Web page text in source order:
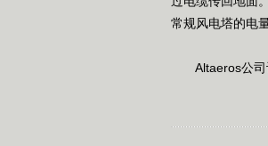
常规风电塔的电
Altaeros公司计